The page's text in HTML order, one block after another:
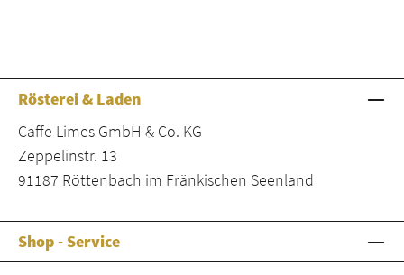
Rösterei & Laden
Caffe Limes GmbH & Co. KG
Zeppelinstr. 13
91187 Röttenbach im Fränkischen Seenland
Shop - Service